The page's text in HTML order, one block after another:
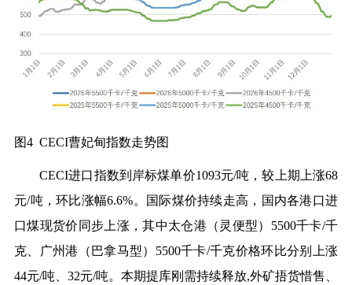
图4 CECI曹妃甸指数走势图
CECI进口指数到岸标煤单价1093元/吨，较上期上涨68
元/吨，环比涨幅6.6%。国际煤价持续走高，国内各港口进
口煤现货价同步上涨，其中太仓港（灵便型）5500千卡/千
克、广州港（巴拿马型）5500千卡/千克价格环比分别上涨
44元/吨、32元/吨。本期提库刚需持续释放,外矿捂货惜售、